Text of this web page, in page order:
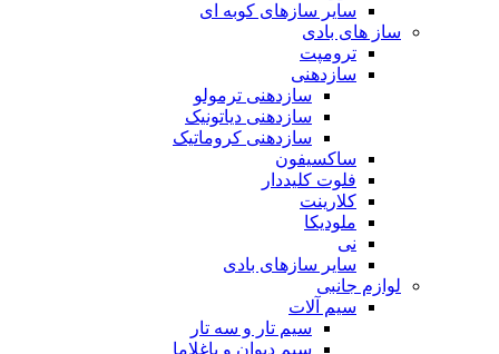
سایر سازهای کوبه ای
ساز های بادی
ترومپت
سازدهنی
سازدهنی ترمولو
سازدهنی دیاتونیک
سازدهنی کروماتیک
ساکسیفون
فلوت کلیددار
کلارینت
ملودیکا
نی
سایر سازهای بادی
لوازم جانبی
سیم آلات
سیم تار و سه تار
سیم دیوان و باغلاما